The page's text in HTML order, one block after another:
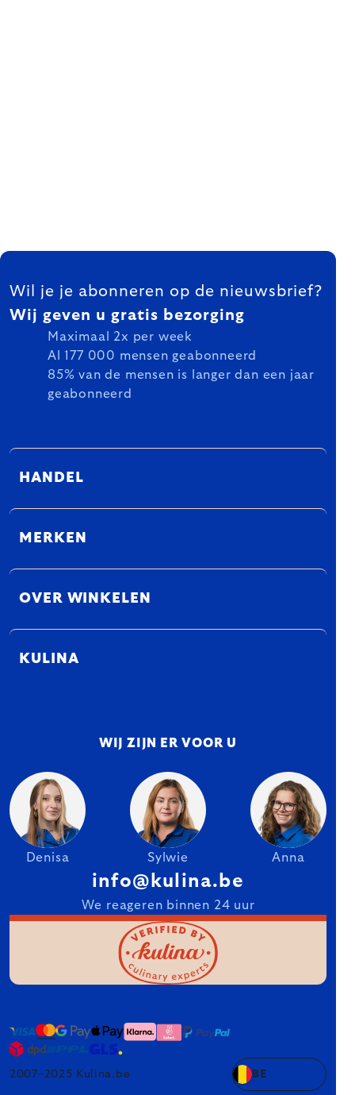
FOOTER
Wil je je abonneren op de nieuwsbrief?
Wij geven u gratis bezorging
Maximaal 2x per week
Al 177 000 mensen geabonneerd
85% van de mensen is langer dan een jaar
geabonneerd
HANDEL
MERKEN
OVER WINKELEN
KULINA
WIJ ZIJN ER VOOR U
Denisa Sylwie Anna
info@kulina.be
We reageren binnen 24 uur
2007–2025 Kulina.be BE